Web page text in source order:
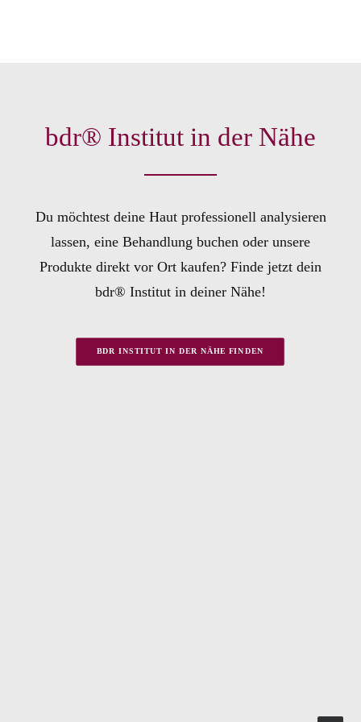
READ MORE
bdr® Institut in der Nähe
Du möchtest deine Haut professionell analysieren
lassen, eine Behandlung buchen oder unsere
Produkte direkt vor Ort kaufen? Finde jetzt dein
bdr® Institut in deiner Nähe!
BDR INSTITUT IN DER NÄHE FINDEN